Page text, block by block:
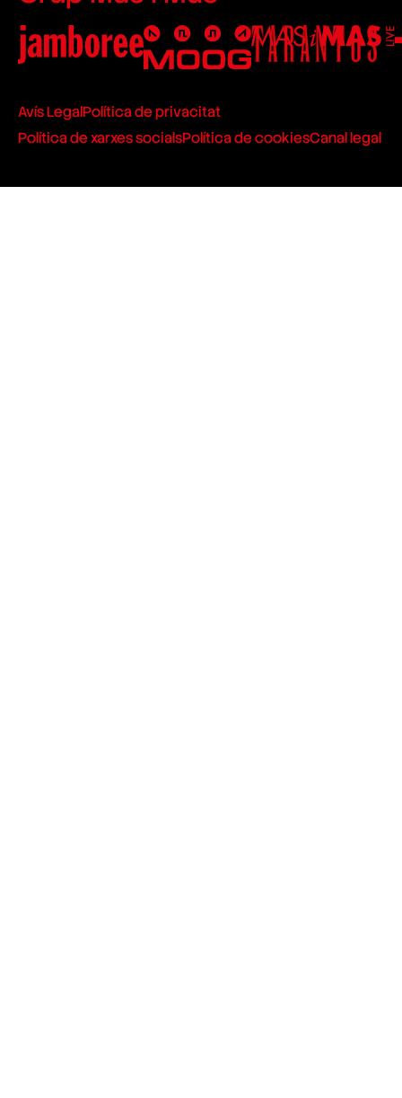
Avís LegalPolítica de privacitat
Política de xarxes socialsPolítica de cookiesCanal legal